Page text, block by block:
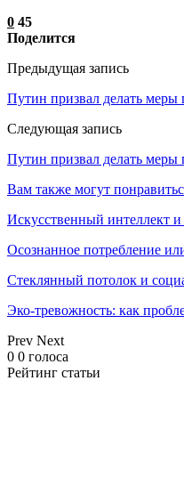
0 45
Поделится
Предыдущая запись
Путин призвал делать
Следующая запись
Путин призвал делать
Вам также могут
Искусственный интеллект
Осознанное потребление
Стеклянный потолок и
Эко-тревожность: как
Prev Next
0 0 голоса
Рейтинг статьи